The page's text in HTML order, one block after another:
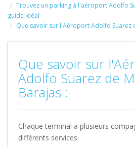
Trouvez un parking à l'aéroport Adolfo
guide idéal
Que savoir sur l'Aéroport Adolfo Suarez
Que savoir sur
Adolfo Suarez de
Barajas :
Chaque terminal a plusieurs
différents services.